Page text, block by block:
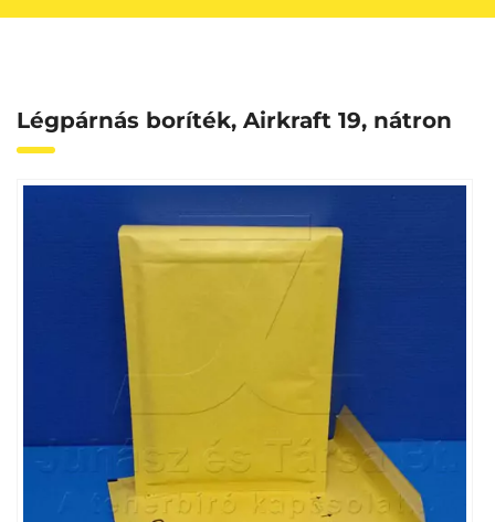
Légpárnás boríték, Airkraft 19, nátron